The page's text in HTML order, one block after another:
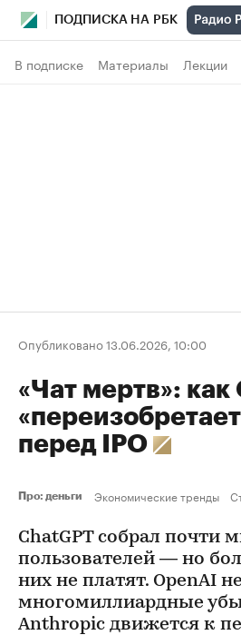
ПОДПИСКА НА РБК
В подписке Материалы Лекции
Опубликовано 13.06.2026, 10:00
«Чат мертв»: как
перед IPO
Про: деньги Экономические тренды
ChatGPT собрал почти
пользователей — но
них не платят. OpenAI
многомиллиардные
Anthropic движется к